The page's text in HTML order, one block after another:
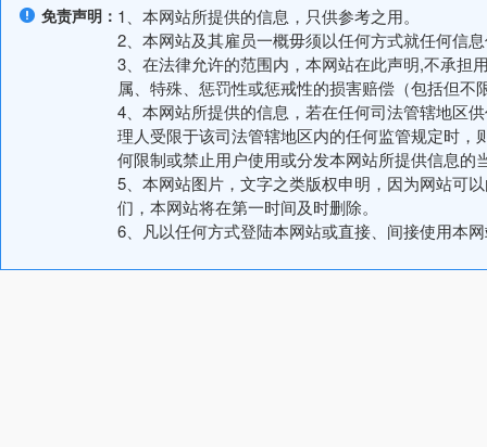
免责声明： 1、本网站所提供的信息，只供参考之用。
2、本网站及其雇员一概毋须以任何方式就任何信
3、在法律允许的范围内，本网站在此声明,不承担
属、特殊、惩罚性或惩戒性的损害赔偿（包括但
4、本网站所提供的信息，若在任何司法管辖地区
理人受限于该司法管辖地区内的任何监管规定时
何限制或禁止用户使用或分发本网站所提供信息的
5、本网站图片，文字之类版权申明，因为网站可
们，本网站将在第一时间及时删除。
6、凡以任何方式登陆本网站或直接、间接使用本